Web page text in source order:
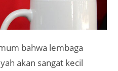
bahwa lembaga
akan sangat kecil